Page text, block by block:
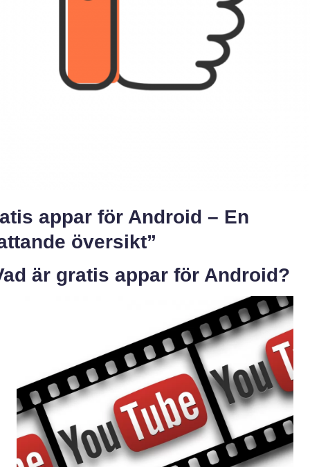
appar för Android – En
översikt”
är gratis appar för Android?